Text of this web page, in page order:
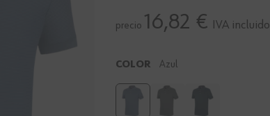
precio 16,82 € IVA incluido
COLOR Azul